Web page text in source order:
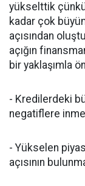
yükselttik
kadar çok
açısından
açığın
bir yaklaşımla
- Kredilerdeki
negatiflere
- Yükselen
açısının